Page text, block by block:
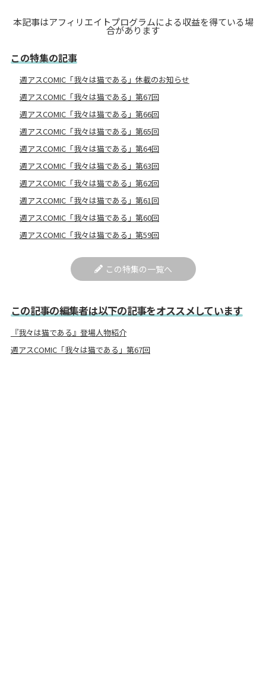
本記事はアフィリエイトプログラムによる収益を得ている場
合があります
この特集の記事
週アスCOMIC「我々は猫である」休載のお知らせ
週アスCOMIC「我々は猫である」第67回
週アスCOMIC「我々は猫である」第66回
週アスCOMIC「我々は猫である」第65回
週アスCOMIC「我々は猫である」第64回
週アスCOMIC「我々は猫である」第63回
週アスCOMIC「我々は猫である」第62回
週アスCOMIC「我々は猫である」第61回
週アスCOMIC「我々は猫である」第60回
週アスCOMIC「我々は猫である」第59回
この特集の一覧へ
この記事の編集者は以下の記事をオススメしています
『我々は猫である』登場人物紹介
週アスCOMIC「我々は猫である」第67回